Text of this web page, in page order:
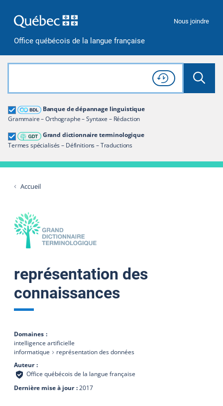
Office québécois de la langue française
Nous joindre
Rechercher dans tout le site
Lancer
Consulter l'
Historique
de recherche
Banque de dépannage linguistique
Grammaire – Orthographe – Syntaxe – Rédaction
Grand dictionnaire terminologique
Termes spécialisés – Définitions – Traductions
Grand dictionnaire terminologique
Restreindre aux termes
Accueil
représentation des
connaissances
Domaines
intelligence artificielle
informatique
représentation des données
Auteur
Office québécois de la langue française
Dernière mise à jour 2017